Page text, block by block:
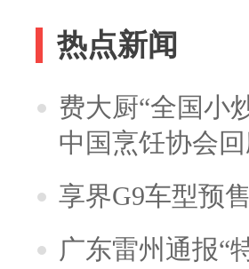
热点新闻
费大厨“全国小
中国烹饪协会
享界G9车型预
广东雷州通报“